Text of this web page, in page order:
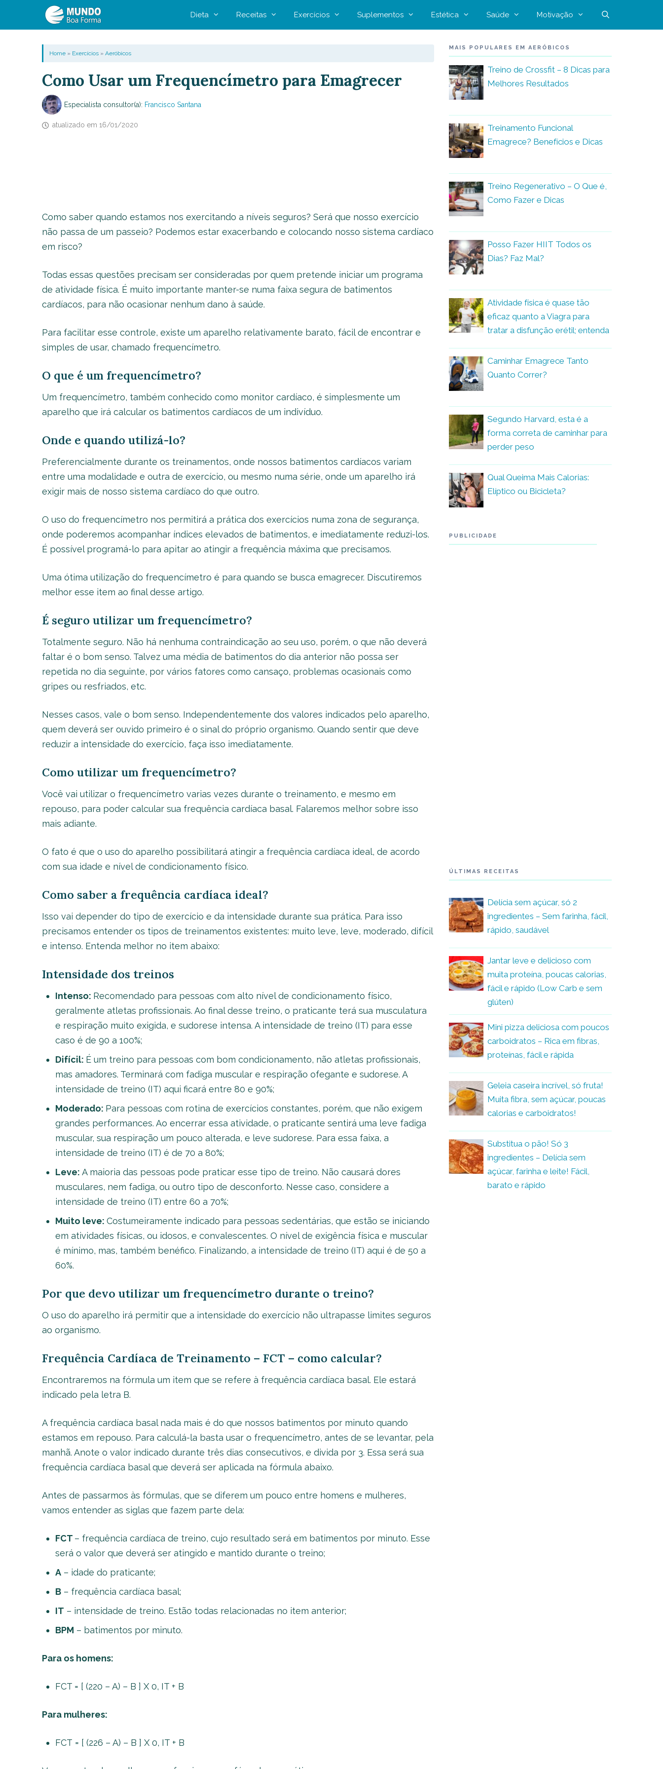
Dieta Receitas Exercícios Suplementos Estética Saúde Motivação
Home» Exercícios» Aeróbicos
Como Usar um Frequencímetro para Emagrecer
Especialista consultor(a): Francisco Santana
atualizado em 16/01/2020
Como saber quando estamos nos exercitando a níveis seguros? Será que nosso exercício
não passa de um passeio? Podemos estar exacerbando e colocando nosso sistema cardíaco
em risco?
Todas essas questões precisam ser consideradas por quem pretende iniciar um programa
de atividade física. É muito importante manter-se numa faixa segura de batimentos
cardíacos, para não ocasionar nenhum dano à saúde.
Para facilitar esse controle, existe um aparelho relativamente barato, fácil de encontrar e
simples de usar, chamado frequencímetro.
O que é um frequencímetro?
Um frequencímetro, também conhecido como monitor cardíaco, é simplesmente um
aparelho que irá calcular os batimentos cardíacos de um indivíduo.
Onde e quando utilizá-lo?
Preferencialmente durante os treinamentos, onde nossos batimentos cardíacos variam
entre uma modalidade e outra de exercício, ou mesmo numa série, onde um aparelho irá
exigir mais de nosso sistema cardíaco do que outro.
O uso do frequencímetro nos permitirá a prática dos exercícios numa zona de segurança,
onde poderemos acompanhar índices elevados de batimentos, e imediatamente reduzi-los.
É possível programá-lo para apitar ao atingir a frequência máxima que precisamos.
Uma ótima utilização do frequencímetro é para quando se busca emagrecer. Discutiremos
melhor esse item ao final desse artigo.
É seguro utilizar um frequencímetro?
Totalmente seguro. Não há nenhuma contraindicação ao seu uso, porém, o que não deverá
faltar é o bom senso. Talvez uma média de batimentos do dia anterior não possa ser
repetida no dia seguinte, por vários fatores como cansaço, problemas ocasionais como
gripes ou resfriados, etc.
Nesses casos, vale o bom senso. Independentemente dos valores indicados pelo aparelho,
quem deverá ser ouvido primeiro é o sinal do próprio organismo. Quando sentir que deve
reduzir a intensidade do exercício, faça isso imediatamente.
Como utilizar um frequencímetro?
Você vai utilizar o frequencímetro varias vezes durante o treinamento, e mesmo em
repouso, para poder calcular sua frequência cardíaca basal. Falaremos melhor sobre isso
mais adiante.
O fato é que o uso do aparelho possibilitará atingir a frequência cardíaca ideal, de acordo
com sua idade e nível de condicionamento físico.
Como saber a frequência cardíaca ideal?
Isso vai depender do tipo de exercício e da intensidade durante sua prática. Para isso
precisamos entender os tipos de treinamentos existentes: muito leve, leve, moderado, difícil
e intenso. Entenda melhor no item abaixo:
Intensidade dos treinos
Intenso: Recomendado para pessoas com alto nível de condicionamento físico,
geralmente atletas profissionais. Ao final desse treino, o praticante terá sua musculatura
e respiração muito exigida, e sudorese intensa. A intensidade de treino (IT) para esse
caso é de 90 a 100%;
Difícil: É um treino para pessoas com bom condicionamento, não atletas profissionais,
mas amadores. Terminará com fadiga muscular e respiração ofegante e sudorese. A
intensidade de treino (IT) aqui ficará entre 80 e 90%;
Moderado: Para pessoas com rotina de exercícios constantes, porém, que não exigem
grandes performances. Ao encerrar essa atividade, o praticante sentirá uma leve fadiga
muscular, sua respiração um pouco alterada, e leve sudorese. Para essa faixa, a
intensidade de treino (IT) é de 70 a 80%;
Leve: A maioria das pessoas pode praticar esse tipo de treino. Não causará dores
musculares, nem fadiga, ou outro tipo de desconforto. Nesse caso, considere a
intensidade de treino (IT) entre 60 a 70%;
Muito leve: Costumeiramente indicado para pessoas sedentárias, que estão se iniciando
em atividades físicas, ou idosos, e convalescentes. O nível de exigência física e muscular
é mínimo, mas, também benéfico. Finalizando, a intensidade de treino (IT) aqui é de 50 a
60%.
Por que devo utilizar um frequencímetro durante o treino?
O uso do aparelho irá permitir que a intensidade do exercício não ultrapasse limites seguros
ao organismo.
Frequência Cardíaca de Treinamento – FCT – como calcular?
Encontraremos na fórmula um item que se refere à frequência cardíaca basal. Ele estará
indicado pela letra B.
A frequência cardíaca basal nada mais é do que nossos batimentos por minuto quando
estamos em repouso. Para calculá-la basta usar o frequencímetro, antes de se levantar, pela
manhã. Anote o valor indicado durante três dias consecutivos, e divida por 3. Essa será sua
frequência cardíaca basal que deverá ser aplicada na fórmula abaixo.
Antes de passarmos às fórmulas, que se diferem um pouco entre homens e mulheres,
vamos entender as siglas que fazem parte dela:
FCT – frequência cardíaca de treino, cujo resultado será em batimentos por minuto. Esse
será o valor que deverá ser atingido e mantido durante o treino;
A– idade do praticante;
B– frequência cardíaca basal;
IT – intensidade de treino. Estão todas relacionadas no item anterior;
BPM – batimentos por minuto.
Para os homens:
FCT = [ (220 – A) – B ] X 0, IT + B
Para mulheres:
FCT = [ (226 – A) – B ] X 0, IT + B
MAIS POPULARES EM AERÓBICOS
Treino de Crossfit – 8 Dicas para
Melhores Resultados
Treinamento Funcional
Emagrece? Benefícios e Dicas
Treino Regenerativo – O Que é,
Como Fazer e Dicas
Posso Fazer HIIT Todos os
Dias? Faz Mal?
Atividade física é quase tão
eficaz quanto a Viagra para
tratar a disfunção erétil; entenda
Caminhar Emagrece Tanto
Quanto Correr?
Segundo Harvard, esta é a
forma correta de caminhar para
perder peso
Qual Queima Mais Calorias:
Elíptico ou Bicicleta?
PUBLICIDADE
ÚLTIMAS RECEITAS
Delícia sem açúcar, só 2
ingredientes – Sem farinha, fácil,
rápido, saudável
Jantar leve e delicioso com
muita proteína, poucas calorias,
fácil e rápido (Low Carb e sem
glúten)
Mini pizza deliciosa com poucos
carboidratos – Rica em fibras,
proteínas, fácil e rápida
Geleia caseira incrível, só fruta!
Muita fibra, sem açúcar, poucas
calorias e carboidratos!
Substitua o pão! Só 3
ingredientes – Delícia sem
açúcar, farinha e leite! Fácil,
barato e rápido